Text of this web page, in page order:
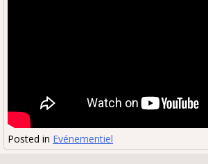
Posted in Evénementiel